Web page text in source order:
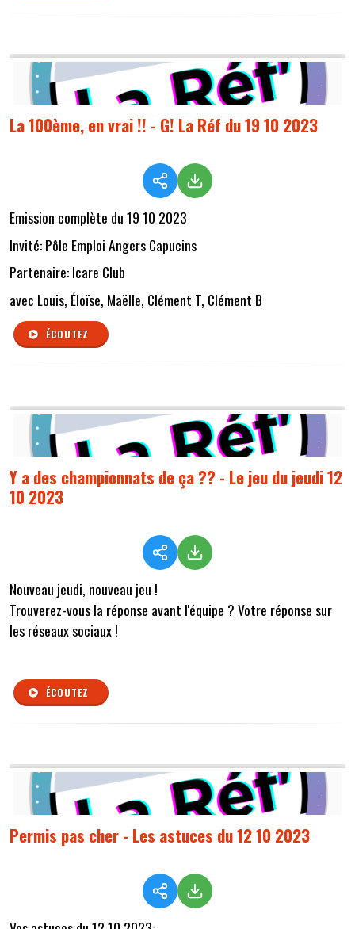
La 100ème, en vrai !! - G! La Réf du 19 10 2023
Emission complète du 19 10 2023
Invité: Pôle Emploi Angers Capucins
Partenaire: Icare Club
avec Louis, Éloïse, Maëlle, Clément T, Clément B
ÉCOUTEZ
Y a des championnats de ça ?? - Le jeu du jeudi 12
10 2023
Nouveau jeudi, nouveau jeu !
Trouverez-vous la réponse avant l'équipe ? Votre réponse sur
les réseaux sociaux !
ÉCOUTEZ
Permis pas cher - Les astuces du 12 10 2023